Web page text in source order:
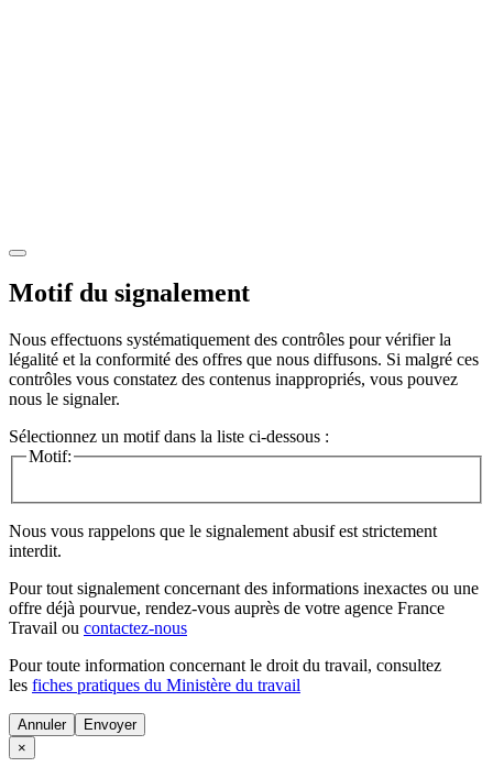
Motif du signalement
Nous effectuons systématiquement des contrôles pour vérifier la
légalité et la conformité des offres que nous diffusons. Si malgré ces
contrôles vous constatez des contenus inappropriés, vous pouvez
nous le signaler.
Sélectionnez un motif dans la liste ci-dessous :
Motif:
Nous vous rappelons que le signalement abusif est strictement
interdit.
Pour tout signalement concernant des informations inexactes ou une
offre déjà pourvue, rendez-vous auprès de votre agence France
Travail ou contactez-nous
Pour toute information concernant le droit du travail, consultez
les fiches pratiques du Ministère du travail
Annuler
×